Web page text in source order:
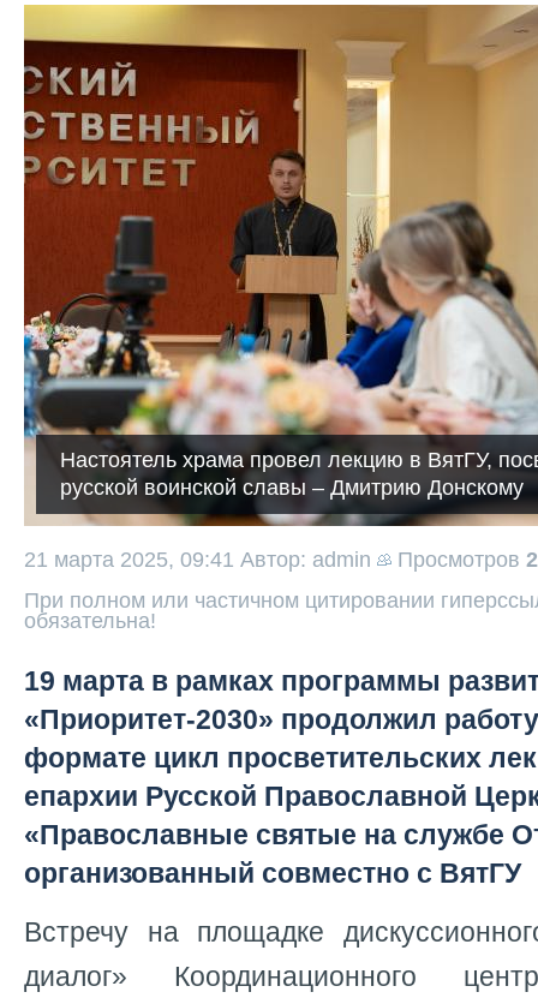
Настоятель храма провел лекцию в ВятГУ,
русской воинской славы – Дмитрию Донскому
21 марта 2025, 09:41 Автор: admin Просмотров
При полном или частичном цитировании
обязательна!
19 марта в рамках программы
«Приоритет-2030» продолжил
формате цикл просветительских
епархии Русской Православной
«Православные святые на службе
организованный совместно с ВятГУ
Встречу на площадке
диалог» Координационного